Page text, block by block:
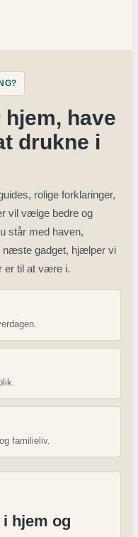
have
drukne i
rolige forklaringer,
vil vælge bedre og
står med haven,
næste gadget, hjælper vi
er til at være i.
familieliv.
hjem og